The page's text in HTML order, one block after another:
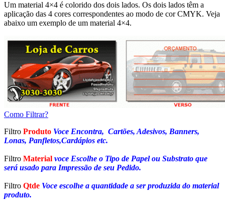
Um material 4×4 é colorido dos dois lados. Os dois lados têm a
aplicação das 4 cores correspondentes ao modo de cor CMYK. Veja
abaixo um exemplo de um material 4×4.
Como Filtrar?
Filtro Produto Voce Encontra, Cartões, Adesivos, Banners,
Lonas, Panfletos,Cardápios etc.
Filtro Material voce Escolhe o Tipo de Papel ou Substrato que
será usado para Impressão de seu Pedido.
Filtro Qtde Voce escolhe a quantidade a ser produzida do material
produto.